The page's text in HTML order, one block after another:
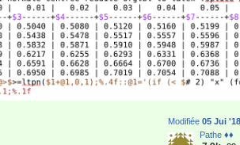
Modifiée 05 Jui
Pathe ♦♦